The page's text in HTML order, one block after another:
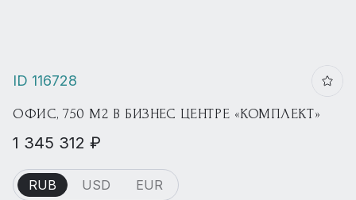
ID 116728
ОФИС, 750 М2 В БИЗНЕС ЦЕНТРЕ «КОМПЛЕКТ»
1 345 312 ₽
RUB USD EUR